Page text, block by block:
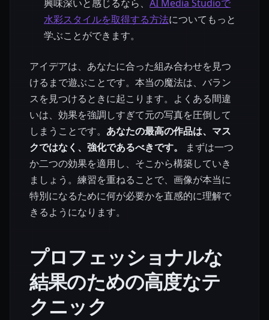
興味深いと感じるなら、 AI Media Studioで
水彩スタイルを取得する方法についてもっと
学ぶことができます。
アイデアは、あなたに合った組み合わせを見つ
けるまで遊ぶことです。本当の魔法は、バラン
スを見つけるときに起こります。よくある間違
いは、効果を強調しすぎて元の写真を圧倒して
しまうことです。 あなたの最高の作品は、マス
クではなく、強化であるべきです。
まずは一つ
か二つの効果を適用し、そこから構築していき
ましょう。練習を重ねることで、画像が本当に
特別になるために何が必要かを直感的に理解で
きるようになります。
プロフェッショナルな
結果のための高度なテ
クニック